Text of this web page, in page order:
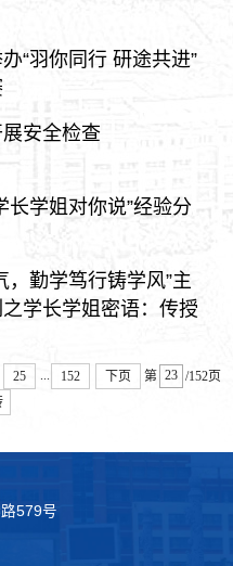
“羽你同行 研途共进”
安全检查
长学姐对你说”经验分
，勤学笃行铸学风”主
学长学姐密语：传授
25 152 下页 第
/152页
579号